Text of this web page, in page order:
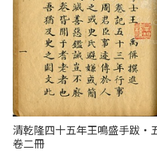
清乾隆四十五年王鳴盛手跋‧
卷二冊